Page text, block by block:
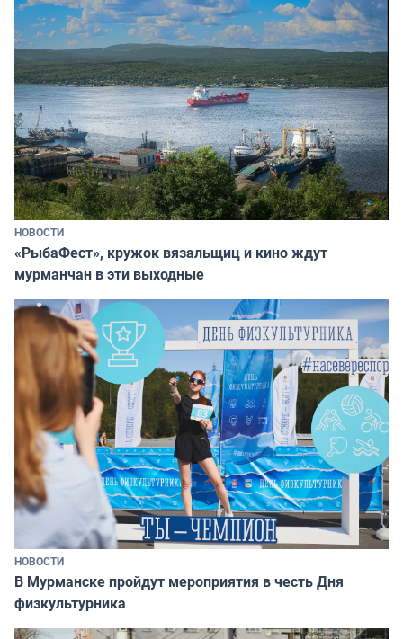
НОВОСТИ
«РыбаФест», кружок вязальщиц и кино ждут
мурманчан в эти выходные
НОВОСТИ
В Мурманске пройдут мероприятия в честь Дня
физкультурника